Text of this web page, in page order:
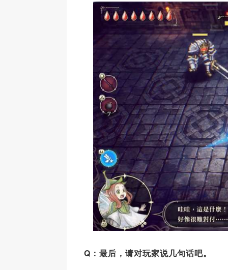
Q：最后，请对玩家说几句话吧。